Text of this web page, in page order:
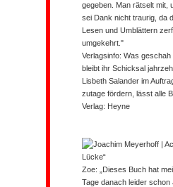
gegeben. Man rätselt mit,
sei Dank nicht traurig, da
Lesen und Umblättern
umgekehrt."
Verlagsinfo: Was geschah
bleibt ihr Schicksal
Lisbeth Salander im
zutage fördern, lässt alle
Verlag: Heyne
Lücke“
Zoe: „Dieses Buch hat
Tage danach leider